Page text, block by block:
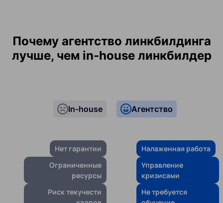
Почему агентство линкбилдинга
лучше, чем in-house линкбилдер
In-house
Нет гарантии
Ограниченные
ресурсы
Риск текучести
Агентство
Налаженная работа
Управление
кризисами
Не требуется